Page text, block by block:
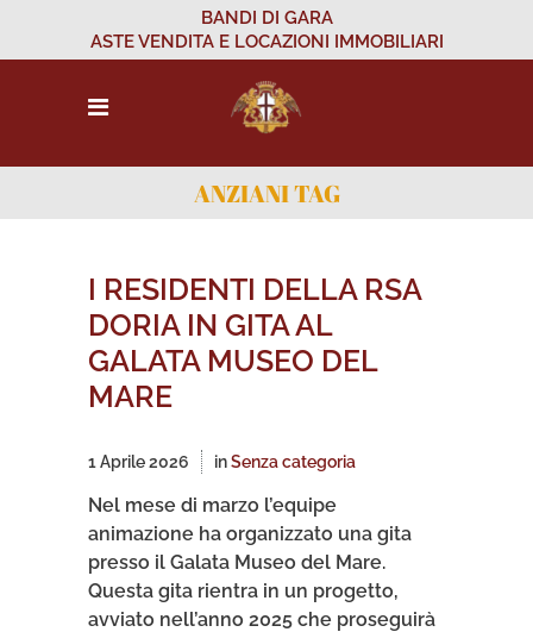
BANDI DI GARA
ASTE VENDITA E LOCAZIONI IMMOBILIARI
ANZIANI TAG
I RESIDENTI DELLA RSA
DORIA IN GITA AL
GALATA MUSEO DEL
MARE
1 Aprile 2026 inSenza categoria
Nel mese di marzo l’equipe
animazione ha organizzato una gita
presso il Galata Museo del Mare.
Questa gita rientra in un progetto,
avviato nell’anno 2025 che proseguirà